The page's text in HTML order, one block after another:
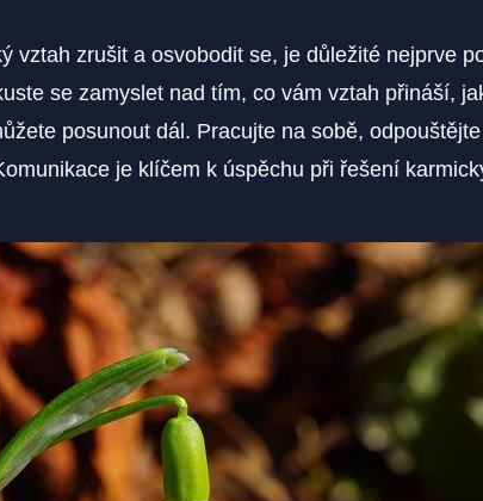
vztah zrušit a osvobodit se, je důležité​ nejprve⁣
‍se zamyslet nad tím, co vám vztah přináší,
posunout dál. Pracujte na sobě,
je klíčem k úspěchu při řešení